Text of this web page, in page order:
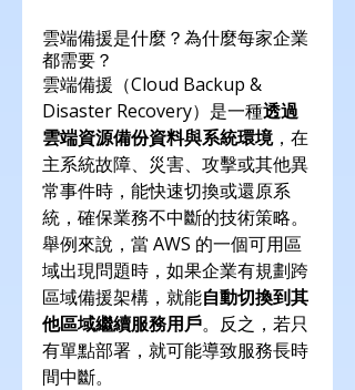
雲端備援是什麼？為什麼每家企業
都需要？
雲端備援（Cloud Backup &
Disaster Recovery）是一種透過
雲端資源備份資料與系統環境，在
主系統故障、災害、攻擊或其他異
常事件時，能快速切換或還原系
統，確保業務不中斷的技術策略。
舉例來說，當 AWS 的一個可用區
域出現問題時，如果企業有規劃跨
區域備援架構，就能自動切換到其
他區域繼續服務用戶。反之，若只
有單點部署，就可能導致服務長時
間中斷。